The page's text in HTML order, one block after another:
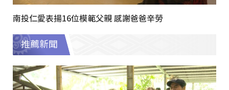
南投仁愛表揚16位模範父親 感謝爸爸辛勞
推薦新聞